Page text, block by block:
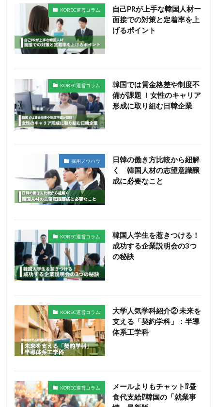
KOREC運営コラム
自己PRが上手な韓国人材ー
面接での対策と定着率を上
げるポイント
KOREC運営コラム
韓国では賃金格差や制度不
備が課題 ！女性のキャリア
形成に取り組む日韓企業
採用ノウハウ
日韓の働き方比較から紐解
く 韓国人材の志望意識醸
成に必要なこと
KOREC運営コラム
韓国人学生を惹きつける！
成功する企業説明会の3つ
の秘訣
KOREC運営コラム
大学人気学科紹介② 未来を
支える「契約学科」：半導
体系工学科
KOREC運営コラム
メールよりもチャット⁉️昼
食代支給⁉️韓国の「就業事